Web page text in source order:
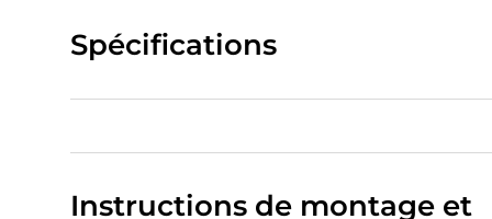
Spécifications
Instructions de montage et